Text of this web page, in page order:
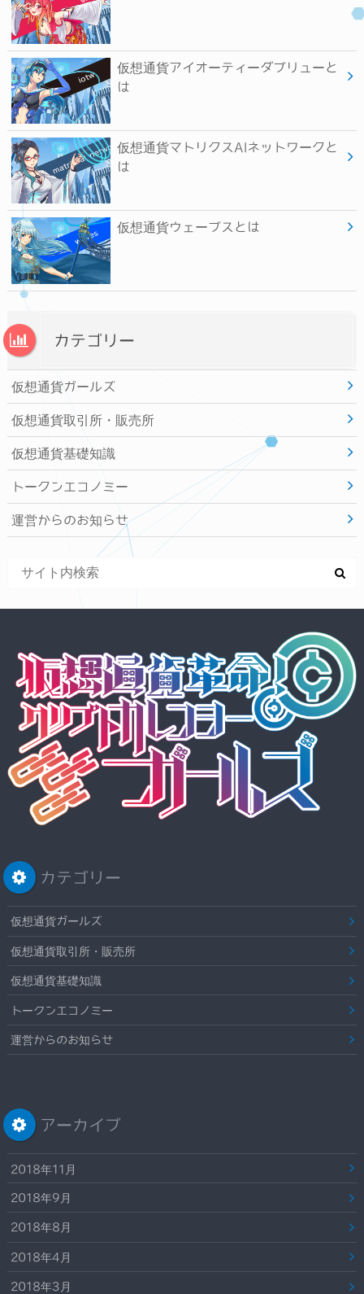
仮想通貨アイオーティーダブリューと
は
仮想通貨マトリクスAIネットワークと
は
仮想通貨ウェーブスとは
カテゴリー
仮想通貨ガールズ
仮想通貨取引所・販売所
仮想通貨基礎知識
トークンエコノミー
運営からのお知らせ
カテゴリー
仮想通貨ガールズ
仮想通貨取引所・販売所
仮想通貨基礎知識
トークンエコノミー
運営からのお知らせ
アーカイブ
2018年11月
2018年9月
2018年8月
2018年4月
2018年3月